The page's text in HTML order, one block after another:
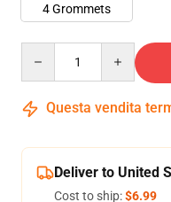
4 Grommets
Questa vendita
Deliver to United
Cost to ship:$6.99